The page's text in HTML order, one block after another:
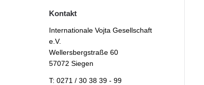
Kontakt
Internationale Vojta Gesellschaft
e.V.
Wellersbergstraße 60
57072 Siegen
T: 0271 / 30 38 39 - 99